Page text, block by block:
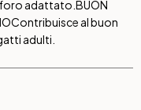
adattato. BUON
Contribuisce al buon
adulti.